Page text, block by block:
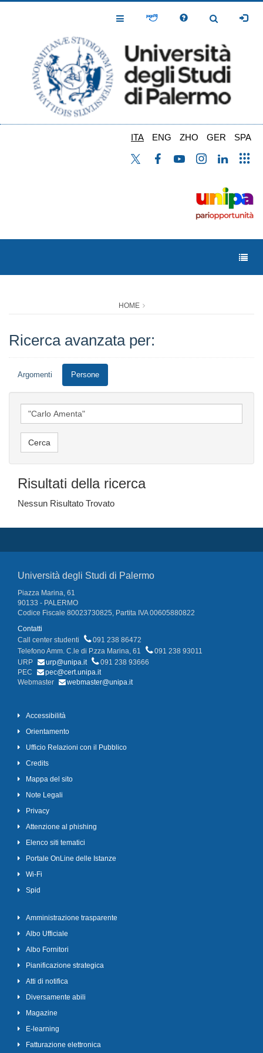
Toggle
Toggle
ITA ENG ZHO GER SPA
HOME
Ricerca avanzata per:
Argomenti Persone
Risultati della ricerca
Nessun Risultato Trovato
Università degli Studi di Palermo
Piazza Marina, 61
90133 - PALERMO
Codice Fiscale 80023730825, Partita IVA 00605880822
Contatti
Call center studenti
091 238 86472
Telefono Amm. C.le di P.zza Marina, 61
091 238 93011
URP
urp@unipa.it
091 238 93666
PEC
pec@cert.unipa.it
Webmaster
webmaster@unipa.it
Accessibilità
Orientamento
Ufficio Relazioni con il Pubblico
Credits
Mappa del sito
Note Legali
Privacy
Attenzione al phishing
Elenco siti tematici
Portale OnLine delle Istanze
Wi-Fi
Spid
Amministrazione trasparente
Albo Ufficiale
Albo Fornitori
Pianificazione strategica
Atti di notifica
Diversamente abili
Magazine
E-learning
Fatturazione elettronica